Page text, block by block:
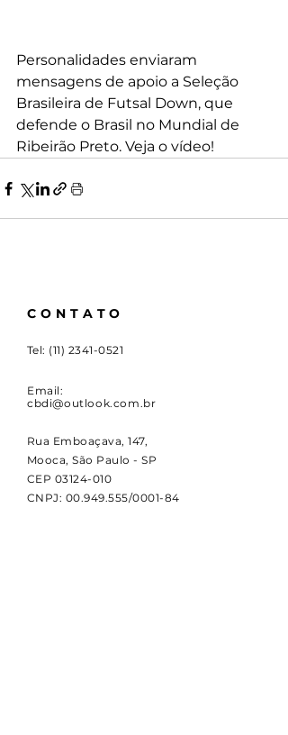
Personalidades enviaram
mensagens de apoio a Seleção
Brasileira de Futsal Down, que
defende o Brasil no Mundial de
Ribeirão Preto. Veja o vídeo!
CONTATO
Tel: (11) 2341-0521
Email:
cbdi@outlook.com.br
Rua Emboaçava, 147,
Mooca, São Paulo - SP
CEP 03124-010
CNPJ: 00.949.555/0001-84